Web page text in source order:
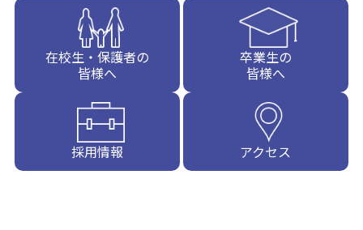
在校生・保護者の
皆様へ
卒業生の
皆様へ
採用情報 アクセス